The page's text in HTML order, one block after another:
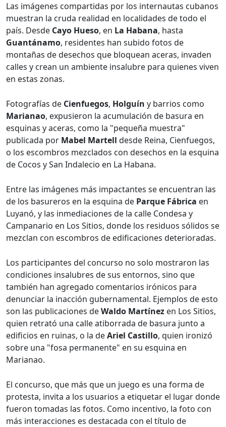
Las imágenes compartidas por los internautas cubanos
muestran la cruda realidad en localidades de todo el
país. Desde Cayo Hueso, en La Habana, hasta
Guantánamo, residentes han subido fotos de
montañas de desechos que bloquean aceras, invaden
calles y crean un ambiente insalubre para quienes viven
en estas zonas.
Fotografías de Cienfuegos, Holguín y barrios como
Marianao, expusieron la acumulación de basura en
esquinas y aceras, como la "pequeña muestra"
publicada por Mabel Martell desde Reina, Cienfuegos,
o los escombros mezclados con desechos en la esquina
de Cocos y San Indalecio en La Habana.
Entre las imágenes más impactantes se encuentran las
de los basureros en la esquina de Parque Fábrica en
Luyanó, y las inmediaciones de la calle Condesa y
Campanario en Los Sitios, donde los residuos sólidos se
mezclan con escombros de edificaciones deterioradas.
Los participantes del concurso no solo mostraron las
condiciones insalubres de sus entornos, sino que
también han agregado comentarios irónicos para
denunciar la inacción gubernamental. Ejemplos de esto
son las publicaciones deWaldo Martínez en Los Sitios,
quien retrató una calle atiborrada de basura junto a
edificios en ruinas, o la deAriel Castillo, quien ironizó
sobre una "fosa permanente" en su esquina en
Marianao.
El concurso, que más que un juego es una forma de
protesta, invita a los usuarios a etiquetar el lugar donde
fueron tomadas las fotos. Como incentivo, la foto con
más interacciones es destacada con el título de